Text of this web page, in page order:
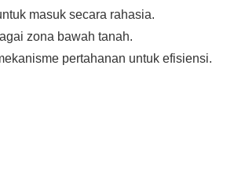
masuk secara rahasia.
zona bawah tanah.
pertahanan untuk efisiensi.